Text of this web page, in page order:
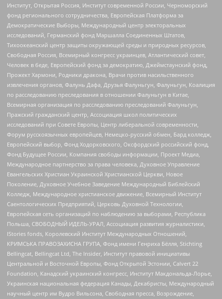
Институт, Открытая Россия, Институт современной России, Черноморский
фонд регионального сотрудничества, Европейская Платформа за
Демократические Выборы, Международный центр электоральных
исследований, Германский фонд Маршалла Соединенных Штатов,
Тихоокеанский центр защиты окружающей среды и природных ресурсов,
Свободная Россия, Всемирный конгресс украинцев, Атлантический совет,
Человек в беде, Европейский фонд за демократию, Джеймстаунский фонд,
Прожект Хармони, Родники дракона, Врачи против насильственного
извлечения органов, Фалунь Дафа, Друзья Фалуньгун, Фалуньгун, Коалиция
по расследованию преследования в отношении Фалуньгун в Китае,
Всемирная организация по расследованию преследований Фалуньгун,
Пражский гражданский центр, Ассоциация школ политических
исследований при Совете Европы, Центр либеральной современности,
Форум русскоязычных европейцев, Немецко-русский обмен, Бард колледж,
Европейский выбор, Фонд Ходорковского, Оксфордский российский фонд,
Фонд Будущее России, Компания свободы информации, Проект Медиа,
Международное партнерство за права человека, Духовное Управление
Евангельских Христиан Украинской Христианской Церкви, Новое
Поколение, Духовное Учебное Заведение Международный Библейский
Колледж, Международное христианское движение, Всемирный Институт
Саентологических Предприятий, Церковь Духовной Технологии,
Европейская сеть организаций по наблюдению за выборами, Республика
Польша, СВОБОДНЫЙ ИДЕЛЬ-УРАЛ, Ассоциация развития журналистики,
IStories fonds, Королевский Институт Международных Отношений,
КРИМСЬКА ПРАВОЗАХИСНА ГРУПА, Фонд имени Генриха Бёлля, Stichting
Bellingcat, Bellingcat Ltd, The Insider, Институт правовой инициативы
Центральной и Восточной Европы, Фонд Открытой Эстонии, Calvert 22
Foundation, Канадский украинский конгресс, Институт Макдональда-Лорье,
Украинская национальная федерация Канады, Декабристы, Международный
научный центр им Вудро Вильсона, Свободная пресса, Возрождение,